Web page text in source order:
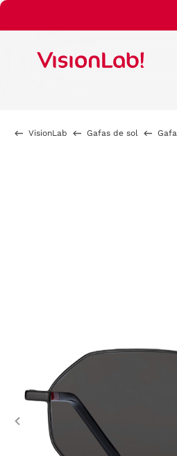
VisionLab Gafas de sol
Previous